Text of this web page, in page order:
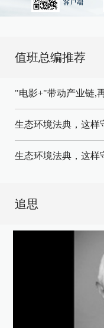
值班总编推荐
"电影+"带动产业链,
生态环境法典，这样
生态环境法典，这样
追思